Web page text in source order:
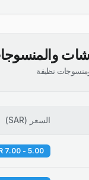
نظيفة
السعر (
SAR
)
5.00 - 7.00 SAR